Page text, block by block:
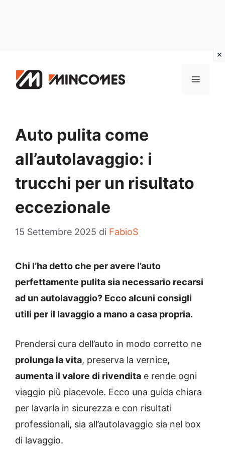
contenuto
MENU
Auto pulita come
all’autolavaggio: i
trucchi per un risultato
eccezionale
15 Settembre 2025 di FabioS
Chi l’ha detto che per avere l’auto
perfettamente pulita sia necessario recarsi
ad un autolavaggio? Ecco alcuni consigli
utili per il lavaggio a mano a casa propria.
Prendersi cura dell’auto in modo corretto ne
prolunga la vita, preserva la vernice,
aumenta il valore di rivendita e rende ogni
viaggio più piacevole. Ecco una guida chiara
per lavarla in sicurezza e con risultati
professionali, sia all’autolavaggio sia nel box
di lavaggio.